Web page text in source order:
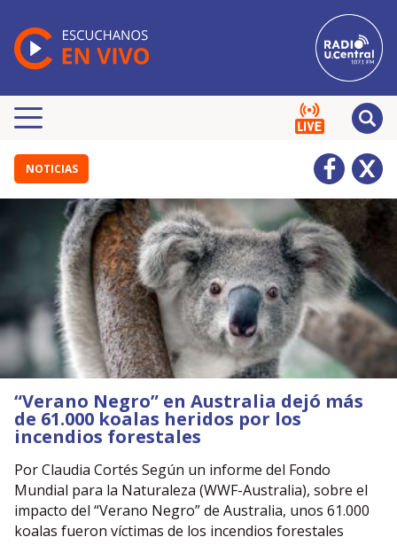
NOTICIAS
“Verano Negro” en Australia dejó más
de 61.000 koalas heridos por los
incendios forestales
Por Claudia Cortés Según un informe del Fondo
Mundial para la Naturaleza (WWF-Australia), sobre el
impacto del “Verano Negro” de Australia, unos 61.000
koalas fueron víctimas de los incendios forestales